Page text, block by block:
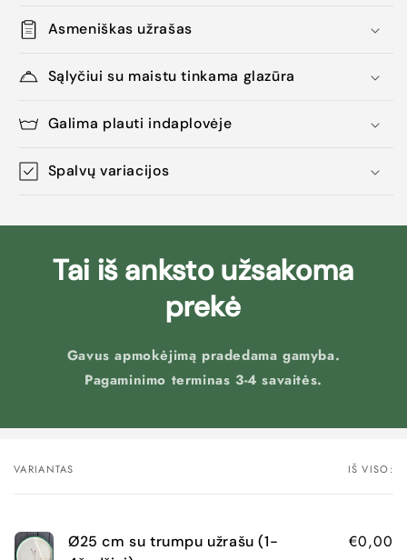
Asmeniškas užrašas
Sąlyčiui su maistu tinkama glazūra
Galima plauti indaplovėje
Spalvų variacijos
Tai iš anksto užsakoma
prekė
Gavus apmokėjimą pradedama gamyba.
Pagaminimo terminas 3-4 savaitės.
Jūsų
VARIANTAS IŠ VISO:
Ø25 cm su trumpu užrašu (1-
€0,00